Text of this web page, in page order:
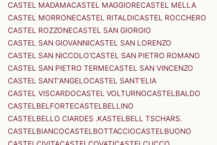
CASTEL MADAMACASTEL MAGGIORECASTEL MELLA
CASTEL MORRONECASTEL RITALDICASTEL ROCCHERO
CASTEL ROZZONECASTEL SAN GIORGIO
CASTEL SAN GIOVANNICASTEL SAN LORENZO
CASTEL SAN NICCOLO'CASTEL SAN PIETRO ROMANO
CASTEL SAN PIETRO TERMECASTEL SAN VINCENZO
CASTEL SANT'ANGELOCASTEL SANT'ELIA
CASTEL VISCARDOCASTEL VOLTURNOCASTELBALDO
CASTELBELFORTECASTELBELLINO
CASTELBELLO CIARDES .KASTELBELL TSCHARS.
CASTELBIANCOCASTELBOTTACCIOCASTELBUONO